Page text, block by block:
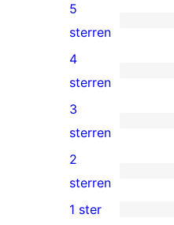
1
5
ster
beoordeling
5
sterren
0
4
sterren
beoordelingen
4
sterren
0
3
sterren
beoordelingen
3
sterren
0
2
2
sterren
1 ster